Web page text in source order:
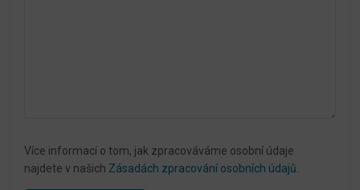
Více informací o tom, jak zpracováváme osobní údaje
najdete v našich Zásadách zpracování osobních údajů